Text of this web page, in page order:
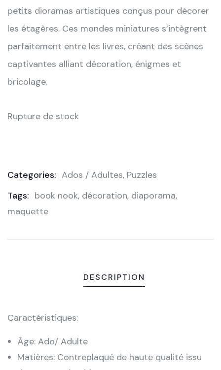
petits dioramas artistiques conçus pour décorer
les étagères. Ces mondes miniatures s’intègrent
parfaitement entre les livres, créant des scènes
captivantes alliant décoration, énigmes et
bricolage.
Rupture de stock
Categories: Ados / Adultes, Puzzles
Tags: book nook, décoration, diaporama,
maquette
DESCRIPTION
Caractéristiques:
Âge: Ado/ Adulte
Matières: Contreplaqué de haute qualité issu